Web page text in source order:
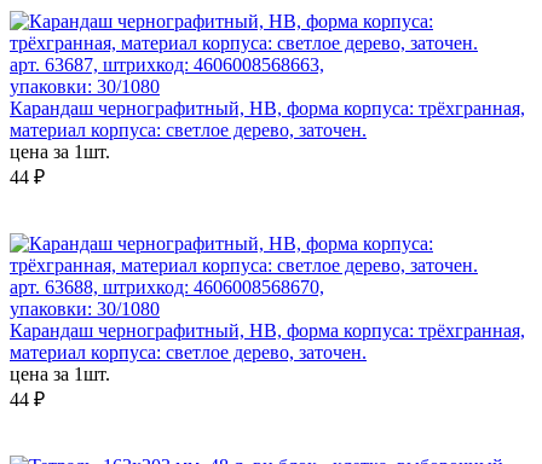
арт. 63687, штрихкод: 4606008568663,
упаковки: 30/1080
Карандаш чернографитный, HB, форма корпуса: трёхгранная,
материал корпуса: светлое дерево, заточен.
цена за 1шт.
44 ₽
арт. 63688, штрихкод: 4606008568670,
упаковки: 30/1080
Карандаш чернографитный, HB, форма корпуса: трёхгранная,
материал корпуса: светлое дерево, заточен.
цена за 1шт.
44 ₽